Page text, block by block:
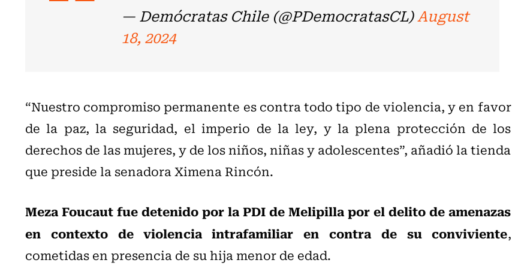
— Demócratas Chile (@PDemocratasCL)August
18, 2024
“Nuestro compromiso permanente es contra todo tipo de violencia, y en favor
de la paz, la seguridad, el imperio de la ley, y la plena protección de los
derechos de las mujeres, y de los niños, niñas y adolescentes”, añadió la tienda
que preside la senadora Ximena Rincón.
Meza Foucaut fue detenido por la PDI de Melipilla por el delito de amenazas
en contexto de violencia intrafamiliar en contra de su conviviente,
cometidas en presencia de su hija menor de edad.